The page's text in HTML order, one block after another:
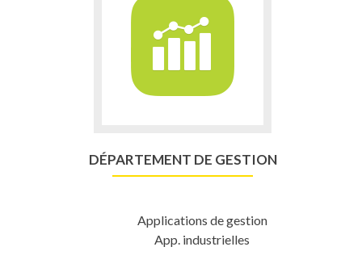
DÉPARTEMENT DE GESTION
Applications de gestion
App. industrielles